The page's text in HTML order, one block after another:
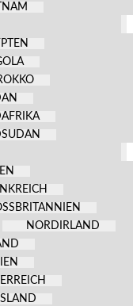
NORDIRLAND